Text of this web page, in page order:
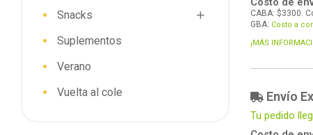
CABA: $3300.
GBA: Costo a
¡MÁS
Envío
Tu pedido
Snacks
Suplementos
Verano
Vuelta al cole